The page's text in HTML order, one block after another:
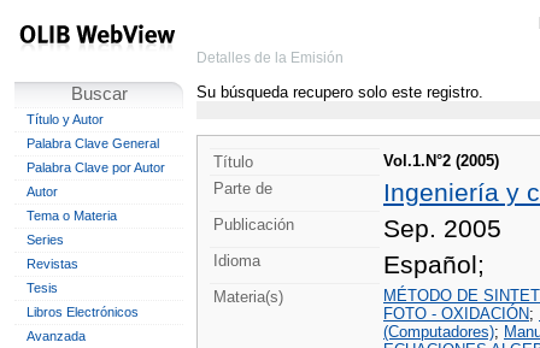
Buscar
Título y Autor
Palabra Clave General
Palabra Clave por Autor
Autor
Tema o Materia
Series
Revistas
Tesis
Libros Electrónicos
Avanzada
Detalles de la Emisión
Su búsqueda recupero solo este registro.
Título
Vol.1.N°2 (2005)
Parte de
Ingeniería y
Publicación Sep. 2005
Idioma Español;
Materia(s)
MÉTODO DE
FOTO - OXIDACIÓN;
(Computadores);